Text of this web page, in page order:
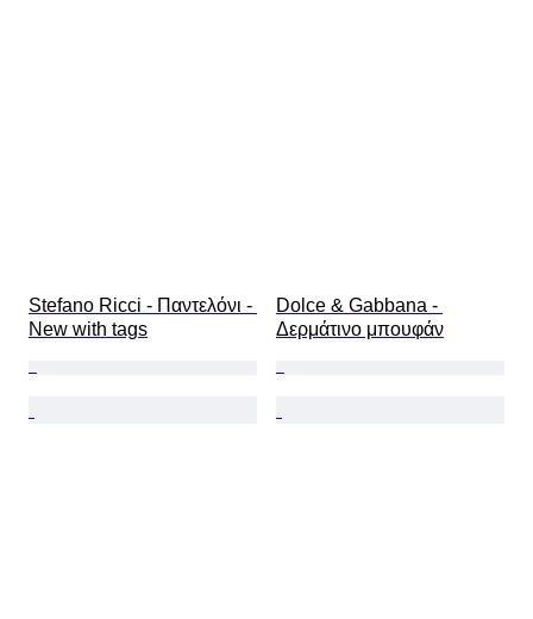
Stefano Ricci - Παντελόνι -
New with tags
Dolce & Gabbana -
Δερμάτινο μπουφάν